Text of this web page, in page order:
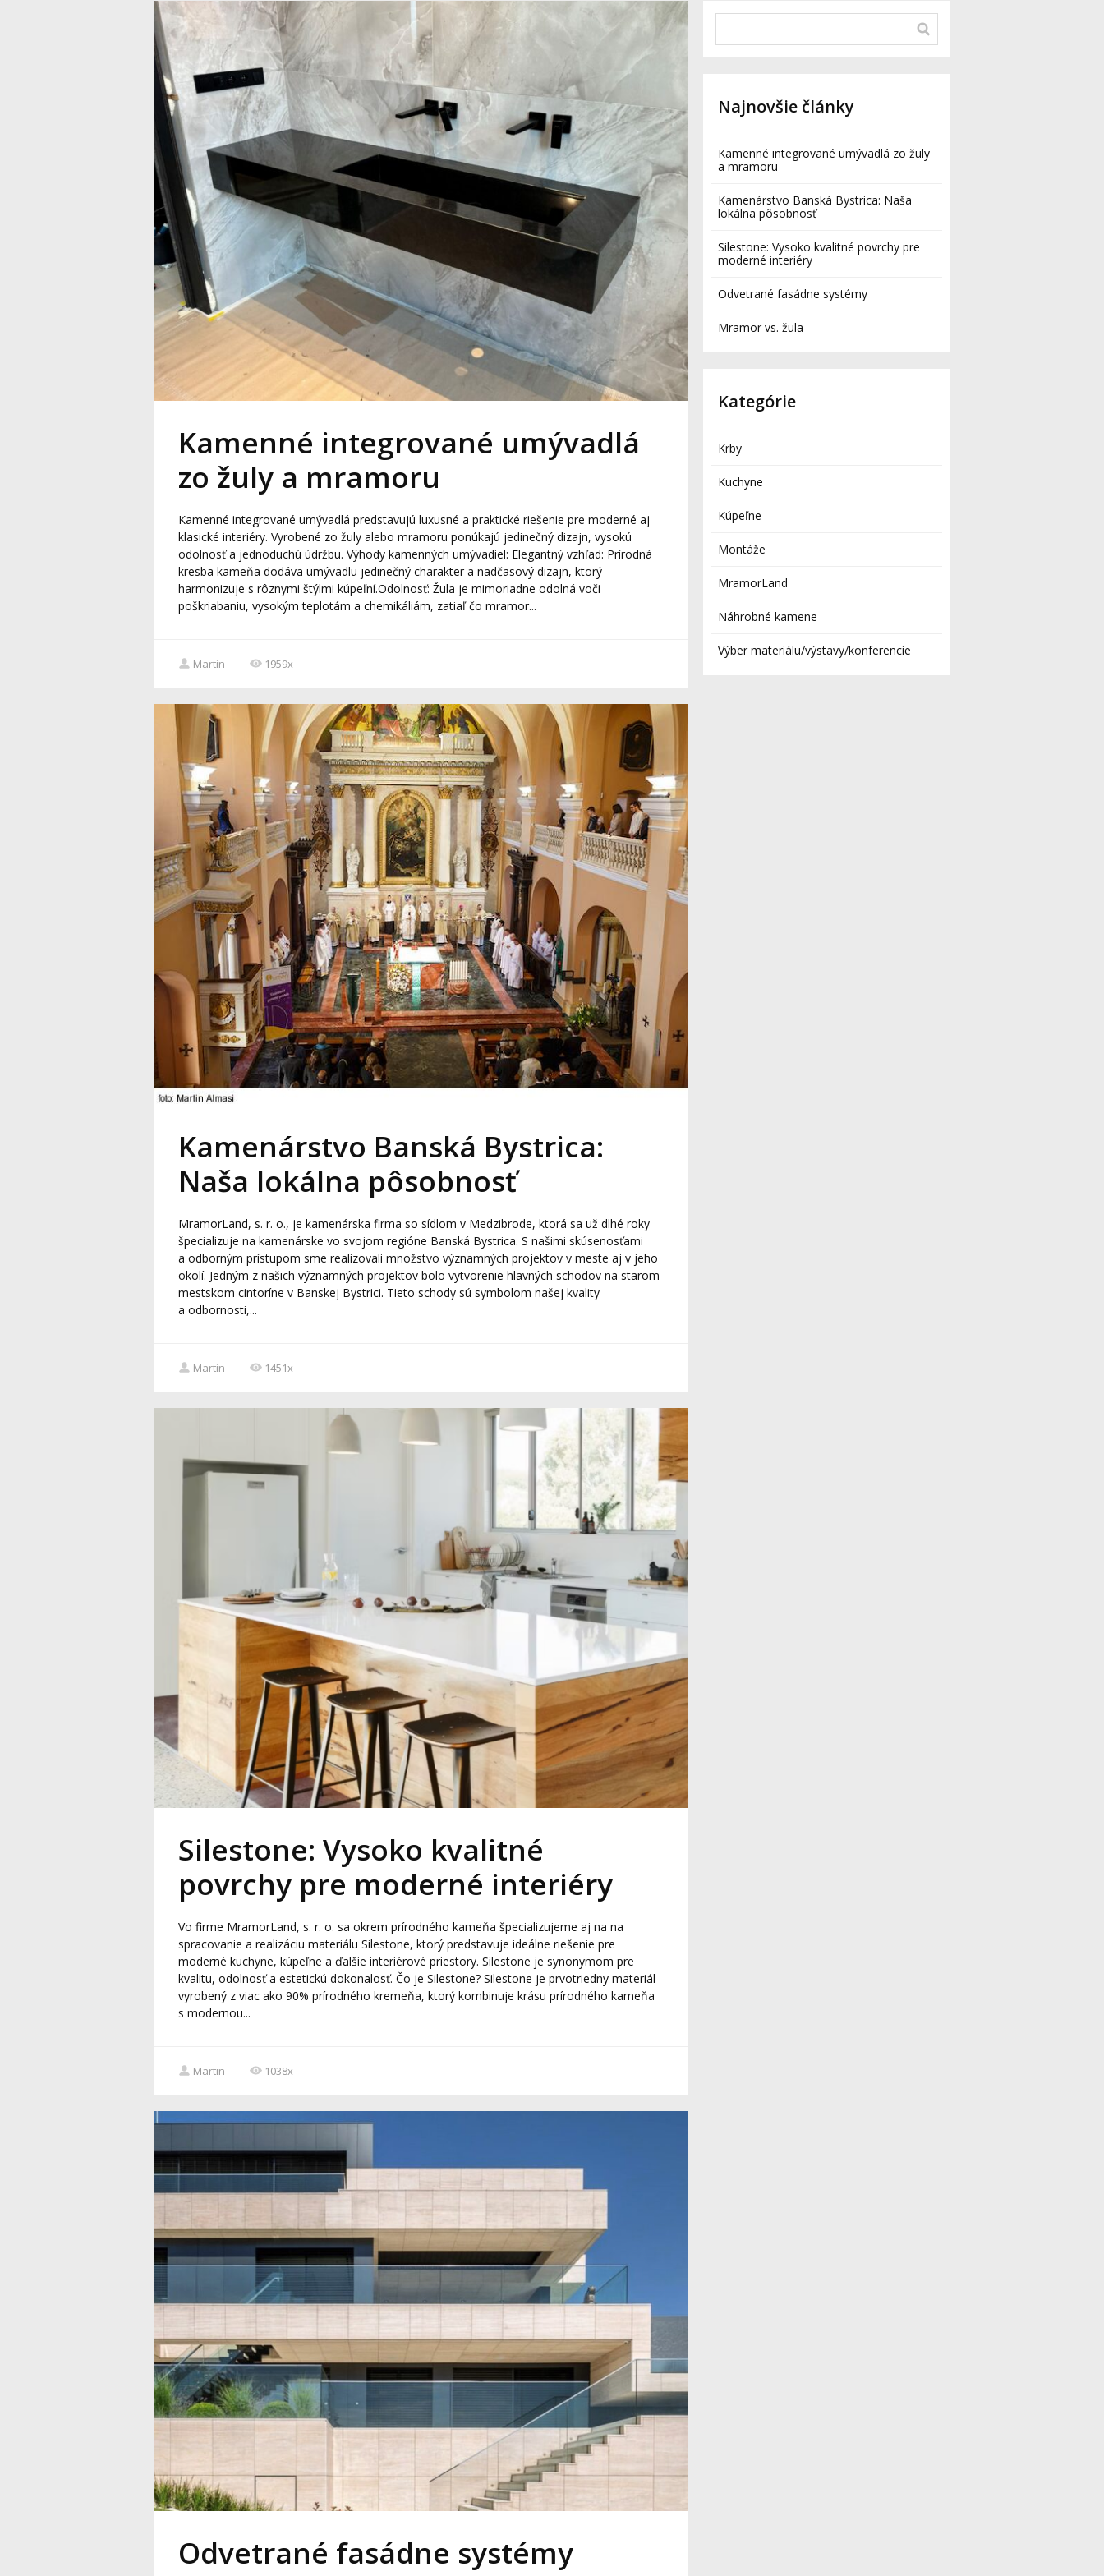
Kamenné integrované umývadlá
zo žuly a mramoru
Kamenné integrované umývadlá predstavujú luxusné a praktické riešenie pre moderné aj
klasické interiéry. Vyrobené zo žuly alebo mramoru ponúkajú jedinečný dizajn, vysokú
odolnosť a jednoduchú údržbu. Výhody kamenných umývadiel: Elegantný vzhľad: Prírodná
kresba kameňa dodáva umývadlu jedinečný charakter a nadčasový dizajn, ktorý
harmonizuje s rôznymi štýlmi kúpeľní.Odolnosť: Žula je mimoriadne odolná voči
poškriabaniu, vysokým teplotám a chemikáliám, zatiaľ čo mramor...
Martin 1959x
Kamenárstvo Banská Bystrica:
Naša lokálna pôsobnosť
MramorLand, s. r. o., je kamenárska firma so sídlom v Medzibrode, ktorá sa už dlhé roky
špecializuje na kamenárske vo svojom regióne Banská Bystrica. S našimi skúsenosťami
a odborným prístupom sme realizovali množstvo významných projektov v meste aj v jeho
okolí. Jedným z našich významných projektov bolo vytvorenie hlavných schodov na starom
mestskom cintoríne v Banskej Bystrici. Tieto schody sú symbolom našej kvality
a odbornosti,...
Martin 1451x
Silestone: Vysoko kvalitné
povrchy pre moderné interiéry
Vo firme MramorLand, s. r. o. sa okrem prírodného kameňa špecializujeme aj na na
spracovanie a realizáciu materiálu Silestone, ktorý predstavuje ideálne riešenie pre
moderné kuchyne, kúpeľne a ďalšie interiérové priestory. Silestone je synonymom pre
kvalitu, odolnosť a estetickú dokonalosť. Čo je Silestone? Silestone je prvotriedny materiál
vyrobený z viac ako 90% prírodného kremeňa, ktorý kombinuje krásu prírodného kameňa
s modernou...
Martin 1038x
Odvetrané fasádne systémy
Najnovšie články
Kamenné integrované umývadlá zo žuly
a mramoru
Kamenárstvo Banská Bystrica: Naša
lokálna pôsobnosť
Silestone: Vysoko kvalitné povrchy pre
moderné interiéry
Odvetrané fasádne systémy
Mramor vs. žula
Kategórie
Krby
Kuchyne
Kúpeľne
Montáže
MramorLand
Náhrobné kamene
Výber materiálu/výstavy/konferencie